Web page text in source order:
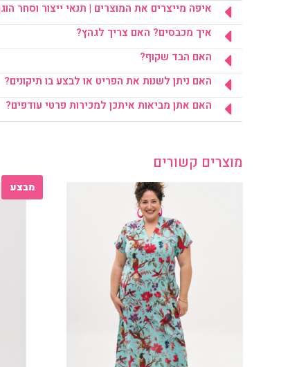
איפה מייצרים את המוצרים | תנאי ייצור וסחר
איך מכבסים? האם צריך לגהץ?
האם הבד שקוף?
האם ניתן לשנות את הפריט או לבצע בו תיקונים?
האם אתן מביאות איתכן למכירות פרטי עודפים?
מוצרים קשורים
מבצע